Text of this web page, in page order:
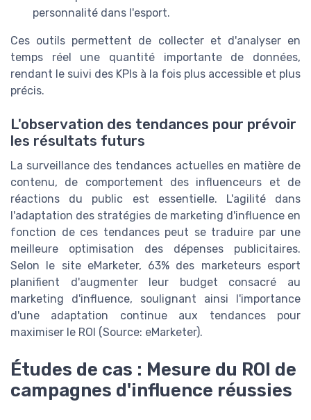
personnalité dans l'esport.
Ces outils permettent de collecter et d'analyser en
temps réel une quantité importante de données,
rendant le suivi des KPIs à la fois plus accessible et plus
précis.
L'observation des tendances pour prévoir
les résultats futurs
La surveillance des tendances actuelles en matière de
contenu, de comportement des influenceurs et de
réactions du public est essentielle. L'agilité dans
l'adaptation des stratégies de marketing d'influence en
fonction de ces tendances peut se traduire par une
meilleure optimisation des dépenses publicitaires.
Selon le site eMarketer, 63% des marketeurs esport
planifient d'augmenter leur budget consacré au
marketing d'influence, soulignant ainsi l'importance
d'une adaptation continue aux tendances pour
maximiser le ROI (Source: eMarketer).
Études de cas : Mesure du ROI de
campagnes d'influence réussies